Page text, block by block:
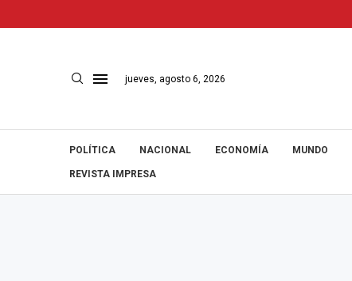
jueves, agosto 6, 2026
POLÍTICA NACIONAL ECONOMÍA MUNDO
REVISTA IMPRESA